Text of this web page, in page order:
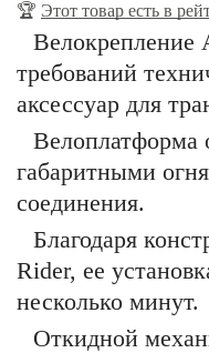
🏆 Этот товар есть в
Велокрепление
требований
аксессуар для
Велоплатформа
габаритными
соединения.
Благодаря
Rider, ее
несколько минут.
Откидной